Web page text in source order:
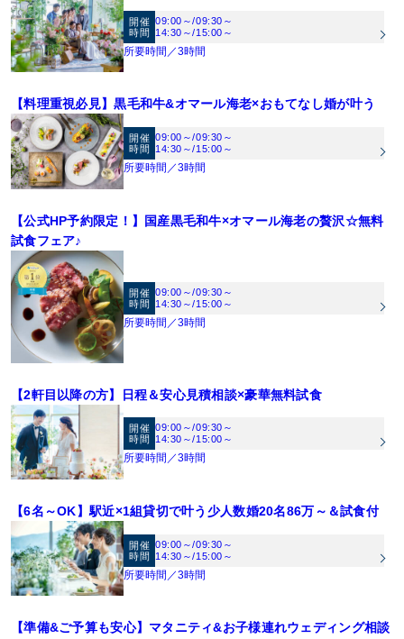
《来館最大7万円プレゼント》【1】1件目見学で旅行券3万円（2件目以降は1万
円）【2】併設レストランSORAディナー券2万円（20名様以上での挙式・結婚式を
ご検討の方）【3】無料試食（2万円相当）
《その他来館特典》GEEKS OKAYAMA駐車場無料
数・日程で適用制限有
開催
時間
09:00～/09:30～
14:30～/15:00～
所要時間／3時間
【料理重視必見】黒毛和牛&オマール海老×おもてなし婚が叶う
開催
時間
09:00～/09:30～
14:30～/15:00～
所要時間／3時間
【公式HP予約限定！】国産黒毛和牛×オマール海老の贅沢☆無料
試食フェア♪
開催
時間
09:00～/09:30～
14:30～/15:00～
所要時間／3時間
【2軒目以降の方】日程＆安心見積相談×豪華無料試食
開催
時間
09:00～/09:30～
14:30～/15:00～
所要時間／3時間
【6名～OK】駅近×1組貸切で叶う少人数婚20名86万～＆試食付
開催
時間
09:00～/09:30～
14:30～/15:00～
所要時間／3時間
【準備&ご予算も安心】マタニティ&お子様連れウェディング相談